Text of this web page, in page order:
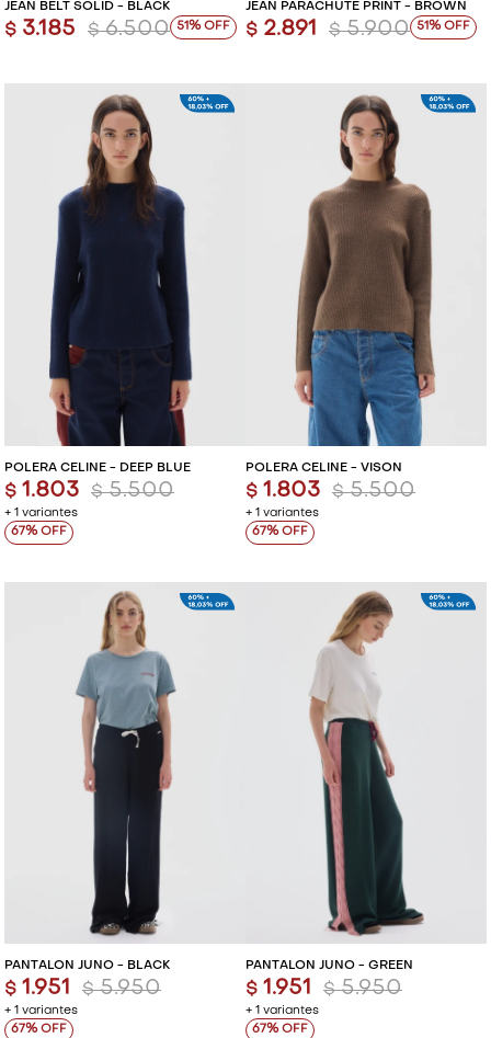
JEAN BELT SOLID - BLACK
$ 3.185 $ 6.500 51
JEAN PARACHUTE PRINT - BROWN
$ 2.891 $ 5.900 51
POLERA CELINE - DEEP BLUE
+ 1 variantes
$ 1.803 $ 5.500
67
POLERA CELINE - VISON
+ 1 variantes
$ 1.803 $ 5.500
67
PANTALÓN JUNO - BLACK
+ 1 variantes
$ 1.951 $ 5.950
67
PANTALÓN JUNO - GREEN
+ 1 variantes
$ 1.951 $ 5.950
67